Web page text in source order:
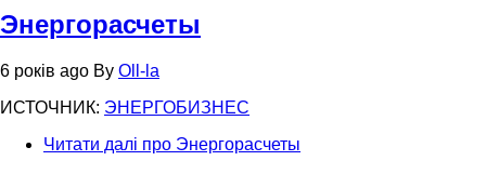
Энергорасчеты
6 років ago By Oll-la
ИСТОЧНИК: ЭНЕРГОБИЗНЕС
Читати далі про Энергорасчеты